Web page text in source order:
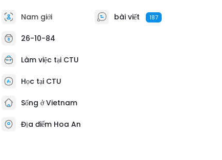
Nam giới bài viết 187
26-10-84
Làm việc tại CTU
Học tại CTU
Sống ở Vietnam
Địa điểm Hoa An